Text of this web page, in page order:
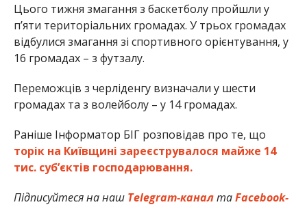
Цього тижня змагання з баскетболу пройшли у
п’яти територіальних громадах. У трьох громадах
відбулися змагання зі спортивного орієнтування, у
16 громадах – з футзалу.
Переможців з черліденгу визначали у шести
громадах та з волейболу – у 14 громадах.
Раніше Інформатор БІГ розповідав про те, що
торік на Київщині зареєструвалося майже 14
тис. суб’єктів господарювання.
Підписуйтеся на наш Telegram-канал таFacebook-